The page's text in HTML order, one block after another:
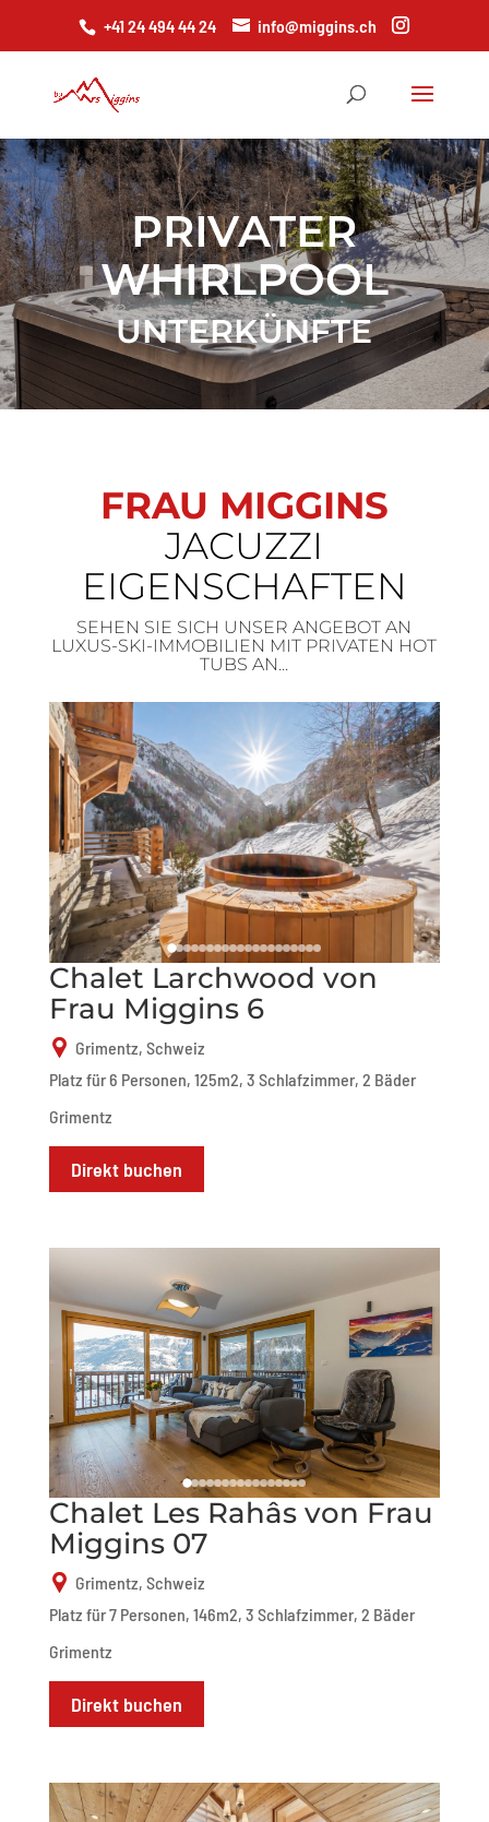
+41 24 494 44 24 info@miggins.ch
PRIVATER
WHIRLPOOL
UNTERKÜNFTE
FRAU MIGGINS
JACUZZI
EIGENSCHAFTEN
SEHEN SIE SICH UNSER ANGEBOT AN
LUXUS-SKI-IMMOBILIEN MIT PRIVATEN HOT
TUBS AN...
Chalet Larchwood von
Frau Miggins 6
Grimentz, Schweiz
Platz für 6 Personen, 125m2, 3 Schlafzimmer, 2 Bäder
Grimentz
Direkt buchen
Chalet Les Rahâs von Frau
Miggins 07
Grimentz, Schweiz
Platz für 7 Personen, 146m2, 3 Schlafzimmer, 2 Bäder
Grimentz
Direkt buchen